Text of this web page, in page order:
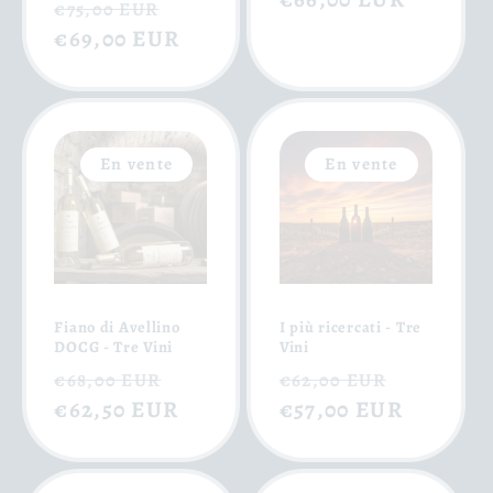
Prix
habituel
€75,00 EUR
soldé
€69,00 EUR
En vente
Fiano di Avellino
DOCG - Tre Vini
Prix
habituel
€68,00 EUR
soldé
€62,50 EUR
En vente
I più ricercati - Tre
Vini
Prix
habituel
€62,00 EUR
soldé
€57,00 EUR